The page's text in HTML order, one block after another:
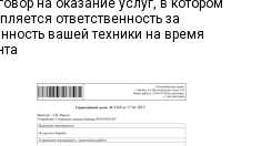
на оказание услуг, в котором
ответственность за
вашей техники на время